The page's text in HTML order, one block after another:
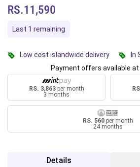
RS.11,590
Last 1 remaining
Low cost islandwide delivery
In
Payment offers available
RS. 3,863per month
3 months
RS. 560 per month
24 months
Details